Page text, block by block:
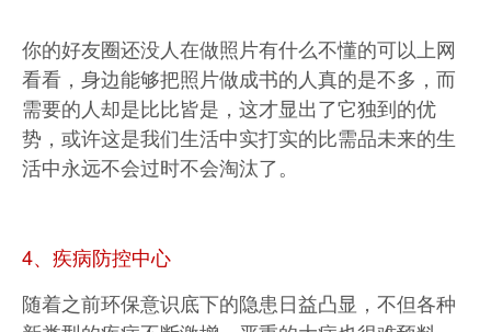
你的好友圈还没人在做照片有什么不懂的可以上网
看看，身边能够把照片做成书的人真的是不多，而
需要的人却是比比皆是，这才显出了它独到的优
势，或许这是我们生活中实打实的比需品未来的生
活中永远不会过时不会淘汰了。
4、疾病防控中心
随着之前环保意识底下的隐患日益凸显，不但各种